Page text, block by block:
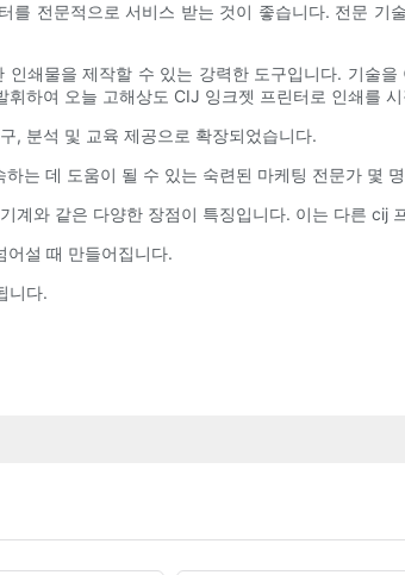
전문적으로 서비스 받는 것이 좋습니다. 전문 기
쇄물을 제작할 수 있는 강력한 도구입니다. 기술
하여 오늘 고해상도 CIJ 잉크젯 프린터로 인쇄를
, 분석 및 교육 제공으로 확장되었습니다.
는 데 도움이 될 수 있는 숙련된 마케팅 전문가 몇
와 같은 다양한 장점이 특징입니다. 이는 다른 cij
설 때 만들어집니다.
니다.